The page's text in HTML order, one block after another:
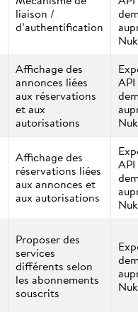
liaison /
d’authentification
Affichage des
annonces liées
aux réservations
et aux
autorisations
Affichage des
réservations liées
aux annonces et
aux autorisations
Proposer des
services
différents selon
les abonnements
souscrits